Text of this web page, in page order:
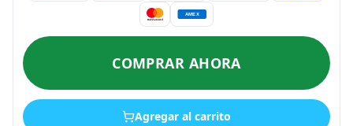
COMPRAR AHORA
Agregar al carrito